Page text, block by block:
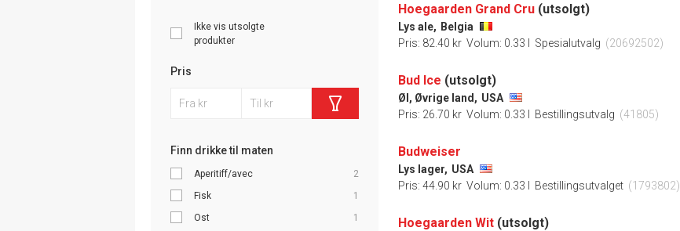
Ikke vis utsolgte
produkter
Pris
Finn drikke til maten
Aperitiff/avec
2
Fisk
1
Ost
1
Hoegaarden Grand Cru (utsolgt)
Lys ale, Belgia
Pris: 82.40 kr Volum: 0.33 l Spesialutvalg (20692502)
Bud Ice (utsolgt)
Øl, Øvrige land, USA
Pris: 26.70 kr Volum: 0.33 l Bestillingsutvalg (41805)
Budweiser
Lys lager, USA
Pris: 44.90 kr Volum: 0.33 l Bestillingsutvalget (1793802)
Hoegaarden Wit (utsolgt)